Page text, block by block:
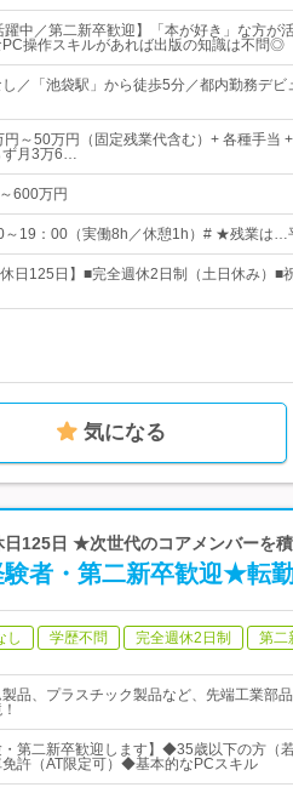
躍中／第二新卒歓迎】「本が好き」な方が
操作スキルがあれば出版の知識は不問◎
し／「池袋駅」から徒歩5分／都内勤務デ
円～50万円（固定残業代含む）+ 各種手
ず月3万6…
600万円
～19：00（実働8h／休憩1h）# ★残業は…
日125日】■完全週休2日制（土日休み）■
気になる
125日 ★次世代のコアメンバーを積
験者・第二新卒歓迎★転
し 学歴不問 完全週休2日制 第二
品、プラスチック製品など、先端工業部
・第二新卒歓迎します】◆35歳以下の方
許（AT限定可）◆基本的なPCスキル